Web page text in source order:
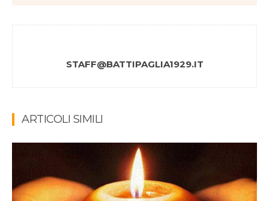
STAFF@BATTIPAGLIA1929.IT
ARTICOLI SIMILI